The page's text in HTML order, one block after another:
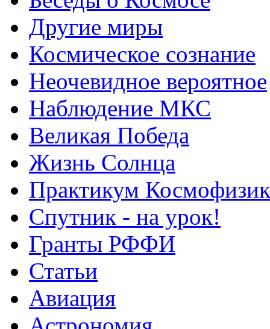
Другие миры
Космическое сознание
Неочевидное вероятное
Наблюдение МКС
Великая Победа
Жизнь Солнца
Практикум
Спутник - на урок!
Гранты РФФИ
Статьи
Авиация